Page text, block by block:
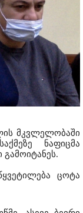
მკვლელობაში
ნაფიცმა
ცოტა